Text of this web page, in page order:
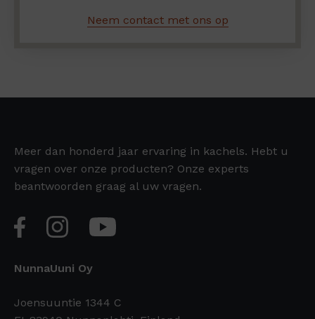
Neem contact met ons op
Meer dan honderd jaar ervaring in kachels. Hebt u
vragen over onze producten? Onze experts
beantwoorden graag al uw vragen.
NunnaUuni Oy
Joensuuntie 1344 C